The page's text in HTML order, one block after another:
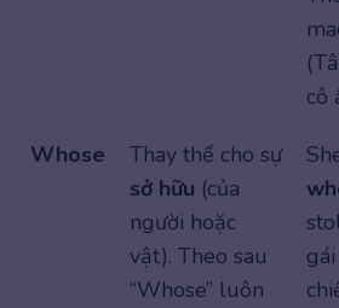
cô
Whose
Thay thế cho sự
sở hữu (của
người hoặc
vật). Theo sau
“Whose” luôn